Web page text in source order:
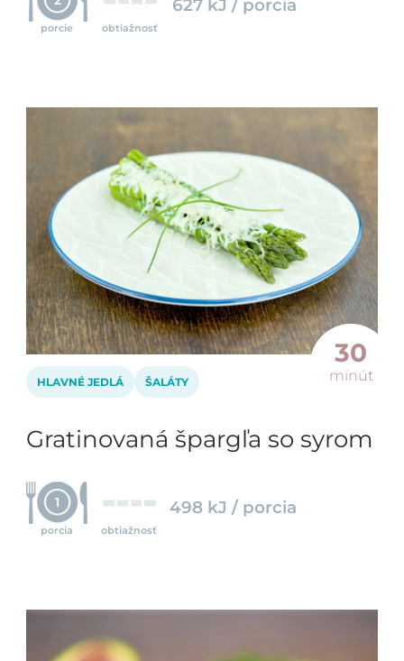
porcie obtiažnosť
627 kJ / porcia
30
minút
HLAVNÉ JEDLÁ ŠALÁTY
Gratinovaná špargľa so syrom
1
porcia obtiažnosť
498 kJ / porcia